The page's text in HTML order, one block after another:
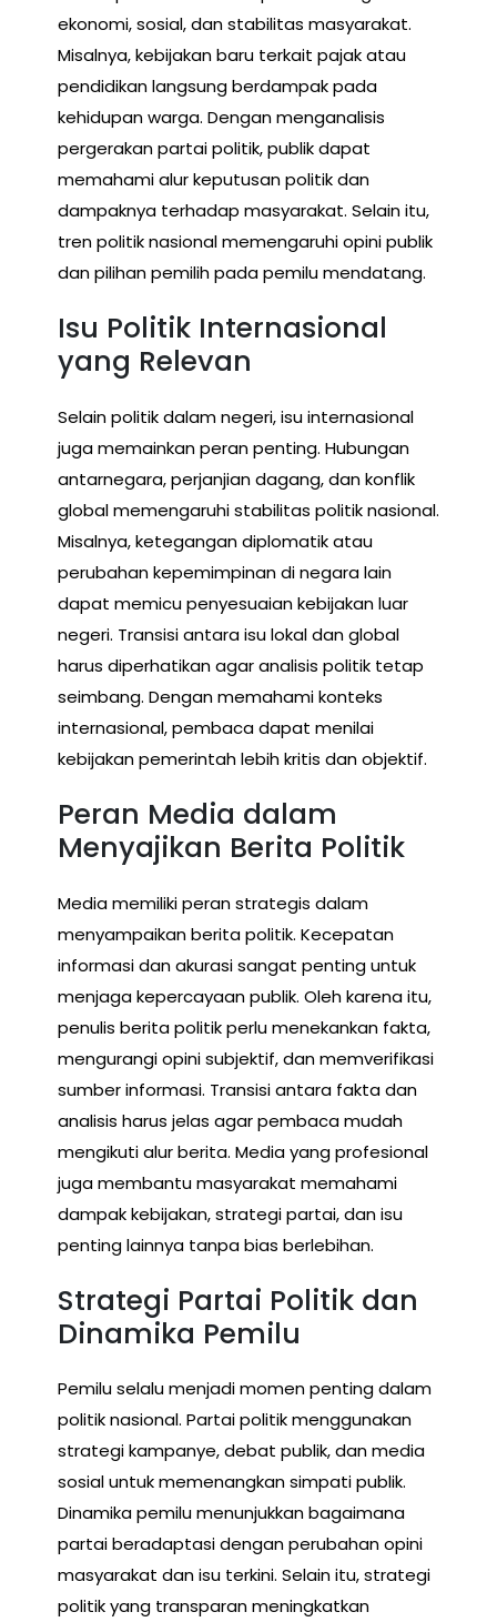
ekonomi, sosial, dan stabilitas masyarakat.
Misalnya, kebijakan baru terkait pajak atau
pendidikan langsung berdampak pada
kehidupan warga. Dengan menganalisis
pergerakan partai politik, publik dapat
memahami alur keputusan politik dan
dampaknya terhadap masyarakat. Selain itu,
tren politik nasional memengaruhi opini publik
dan pilihan pemilih pada pemilu mendatang.
Isu Politik Internasional
yang Relevan
Selain politik dalam negeri, isu internasional
juga memainkan peran penting. Hubungan
antarnegara, perjanjian dagang, dan konflik
global memengaruhi stabilitas politik nasional.
Misalnya, ketegangan diplomatik atau
perubahan kepemimpinan di negara lain
dapat memicu penyesuaian kebijakan luar
negeri. Transisi antara isu lokal dan global
harus diperhatikan agar analisis politik tetap
seimbang. Dengan memahami konteks
internasional, pembaca dapat menilai
kebijakan pemerintah lebih kritis dan objektif.
Peran Media dalam
Menyajikan Berita Politik
Media memiliki peran strategis dalam
menyampaikan berita politik. Kecepatan
informasi dan akurasi sangat penting untuk
menjaga kepercayaan publik. Oleh karena itu,
penulis berita politik perlu menekankan fakta,
mengurangi opini subjektif, dan memverifikasi
sumber informasi. Transisi antara fakta dan
analisis harus jelas agar pembaca mudah
mengikuti alur berita. Media yang profesional
juga membantu masyarakat memahami
dampak kebijakan, strategi partai, dan isu
penting lainnya tanpa bias berlebihan.
Strategi Partai Politik dan
Dinamika Pemilu
Pemilu selalu menjadi momen penting dalam
politik nasional. Partai politik menggunakan
strategi kampanye, debat publik, dan media
sosial untuk memenangkan simpati publik.
Dinamika pemilu menunjukkan bagaimana
partai beradaptasi dengan perubahan opini
masyarakat dan isu terkini. Selain itu, strategi
politik yang transparan meningkatkan